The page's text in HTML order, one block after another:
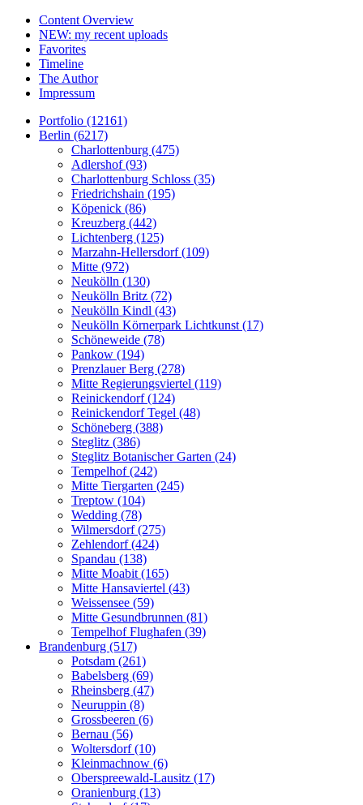
Content Overview
NEW: my recent uploads
Favorites
Timeline
The Author
Impressum
Portfolio (12161)
Berlin (6217)
Charlottenburg (475)
Adlershof (93)
Charlottenburg Schloss (35)
Friedrichshain (195)
Köpenick (86)
Kreuzberg (442)
Lichtenberg (125)
Marzahn-Hellersdorf (109)
Mitte (972)
Neukölln (130)
Neukölln Britz (72)
Neukölln Kindl (43)
Neukölln Körnerpark Lichtkunst (17)
Schöneweide (78)
Pankow (194)
Prenzlauer Berg (278)
Mitte Regierungsviertel (119)
Reinickendorf (124)
Reinickendorf Tegel (48)
Schöneberg (388)
Steglitz (386)
Steglitz Botanischer Garten (24)
Tempelhof (242)
Mitte Tiergarten (245)
Treptow (104)
Wedding (78)
Wilmersdorf (275)
Zehlendorf (424)
Spandau (138)
Mitte Moabit (165)
Mitte Hansaviertel (43)
Weissensee (59)
Mitte Gesundbrunnen (81)
Tempelhof Flughafen (39)
Brandenburg (517)
Potsdam (261)
Babelsberg (69)
Rheinsberg (47)
Neuruppin (8)
Grossbeeren (6)
Bernau (56)
Woltersdorf (10)
Kleinmachnow (6)
Oberspreewald-Lausitz (17)
Oranienburg (13)